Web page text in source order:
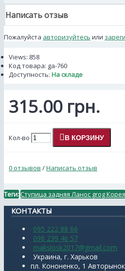
Написать отзыв
Пожалуйста авторизуйтесь или
Views: 858
Код товара: ga-760
Доступность: На складе
315.00 грн.
Кол-во В КОРЗИНУ
0 отзывов /Написать отзыв
Теги:Ступица задняя Ланос grog Корея
КОНТАКТЫ
095 222 88 66
098 239 46 57
makslosk2017@gmail.com
Украина, г. Харьков
пл. Кононенко, 1